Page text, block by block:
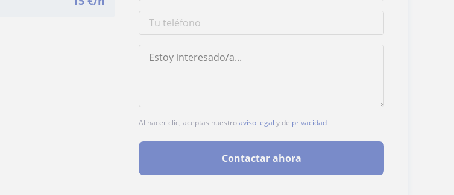
Al hacer clic, aceptas nuestroaviso legal y de privacidad
Contactar ahora